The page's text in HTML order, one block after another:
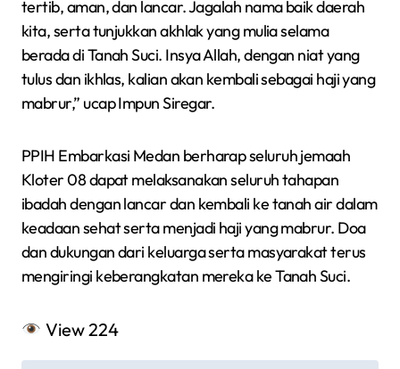
tertib, aman, dan lancar. Jagalah nama baik daerah
kita, serta tunjukkan akhlak yang mulia selama
berada di Tanah Suci. Insya Allah, dengan niat yang
tulus dan ikhlas, kalian akan kembali sebagai haji yang
mabrur,” ucap Impun Siregar.
PPIH Embarkasi Medan berharap seluruh jemaah
Kloter 08 dapat melaksanakan seluruh tahapan
ibadah dengan lancar dan kembali ke tanah air dalam
keadaan sehat serta menjadi haji yang mabrur. Doa
dan dukungan dari keluarga serta masyarakat terus
mengiringi keberangkatan mereka ke Tanah Suci.
View224